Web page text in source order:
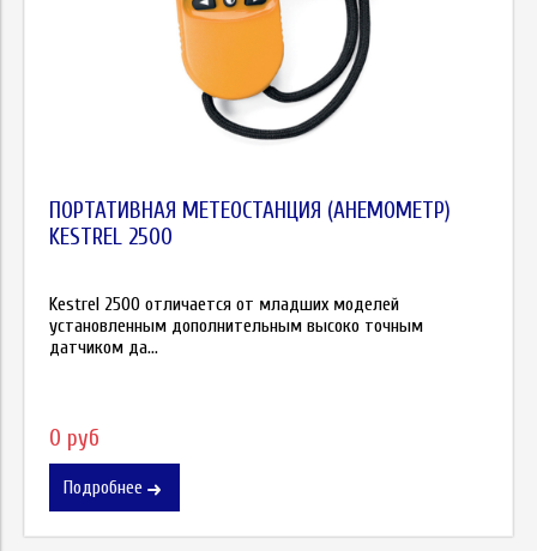
ПОРТАТИВНАЯ МЕТЕОСТАНЦИЯ (АНЕМОМЕТР)
KESTREL 2500
Kestrel 2500 отличается от младших моделей
установленным дополнительным высоко точным
датчиком да...
0 руб
Подробнее